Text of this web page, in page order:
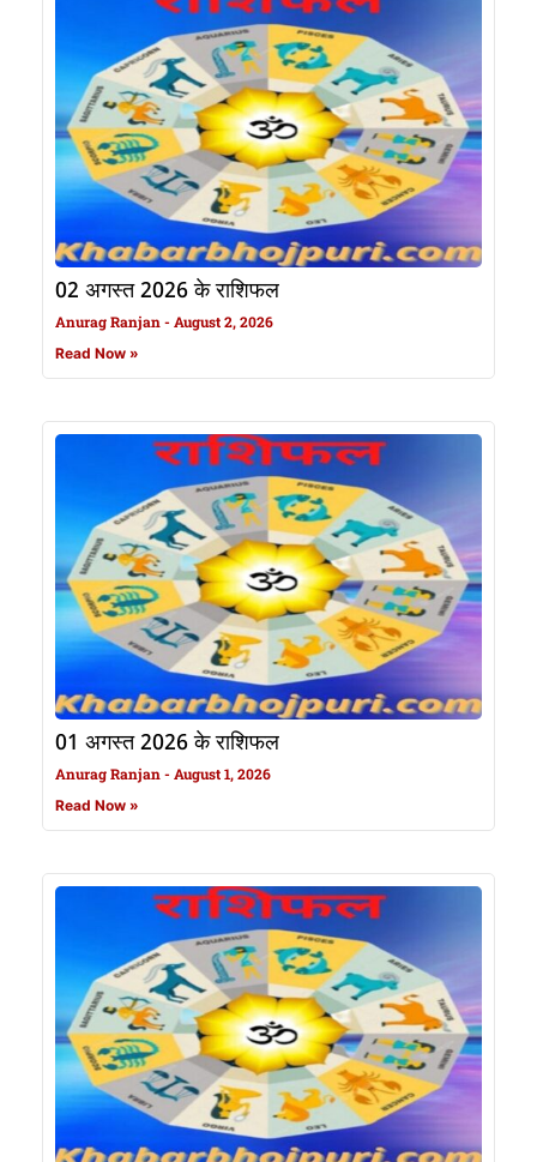
02 अगस्त 2026 के राशिफल
Anurag Ranjan August 2, 2026
Read Now »
01 अगस्त 2026 के राशिफल
Anurag Ranjan August 1, 2026
Read Now »